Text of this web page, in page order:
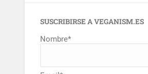
SUSCRIBIRSE A VEGANISM.ES
Nombre*